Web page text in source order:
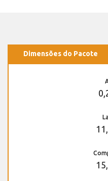
Dimensões do Pacote